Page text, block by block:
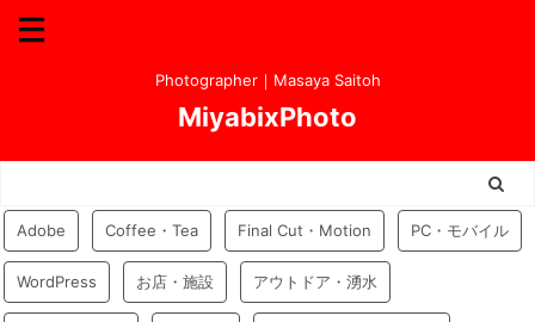
Photographer｜Masaya Saitoh
MiyabixPhoto
Adobe Coffee・Tea Final Cut・Motion PC・モバイル
WordPress お店・施設 アウトドア・湧水